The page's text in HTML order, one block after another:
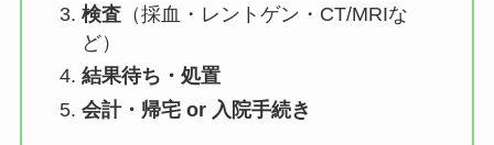
検査（採血・レントゲン・CT/MRIな
ど）
結果待ち・処置
会計・帰宅 or 入院手続き